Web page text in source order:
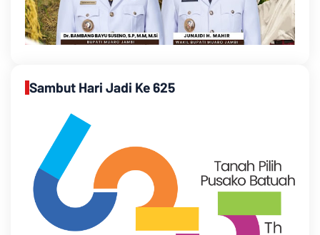
Sambut Hari Jadi Ke 625